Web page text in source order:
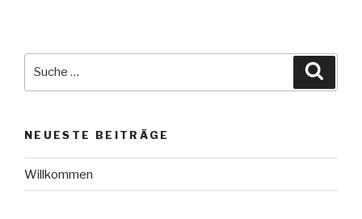
NEUESTE BEITRÄGE
Willkommen